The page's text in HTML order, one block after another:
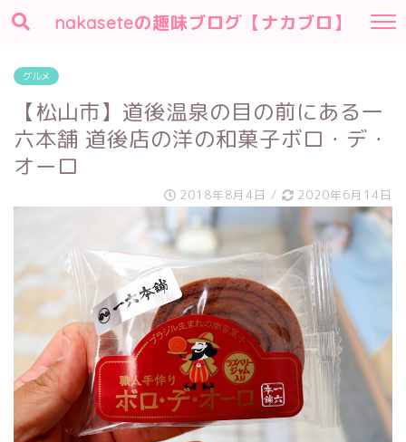
nakaseteの趣味ブログ【ナカブロ】
グルメ
【松山市】道後温泉の目の前にある一
六本舗 道後店の洋の和菓子ボロ・デ・
オーロ
2018年8月4日 / 2020年6月14日